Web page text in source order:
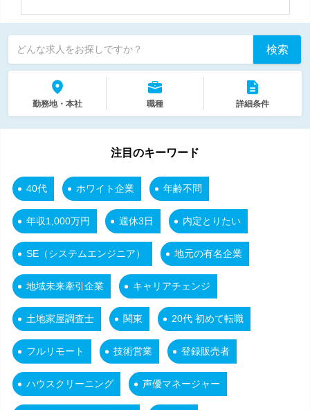
どんな求人をお探しですか？ 検索
勤務地・本社 職種 詳細条件
注目のキーワード
40代 ホワイト企業 年齢不問
年収1,000万円 週休3日 内定とりたい
SE（システムエンジニア） 地元の有名企業
地域未来牽引企業 キャリアチェンジ
土地家屋調査士 関東 20代 初めて転職
フルリモート 技術営業 登録販売者
ハウスクリーニング 声優マネージャー